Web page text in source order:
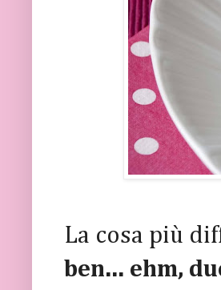
La cosa più
ben... ehm,